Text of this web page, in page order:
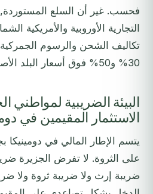
فحسب. غير أن السلع المستوردة,
التجارية الأوروبية والأمريكية
تكاليف الشحن والرسوم
30% و50% فوق أسعار البلد الأصلي.
البيئة الضريبية
الاستثمار المقيمين في
يتسم الإطار المالي في دومينيكا
على الثروة. لا تفرض الجزيرة
ضريبة إرث ولا ضريبة ثروة ولا